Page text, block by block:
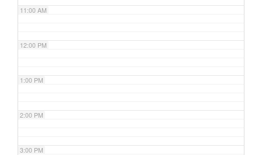
11:00 AM
12:00 PM
1:00 PM
2:00 PM
3:00 PM